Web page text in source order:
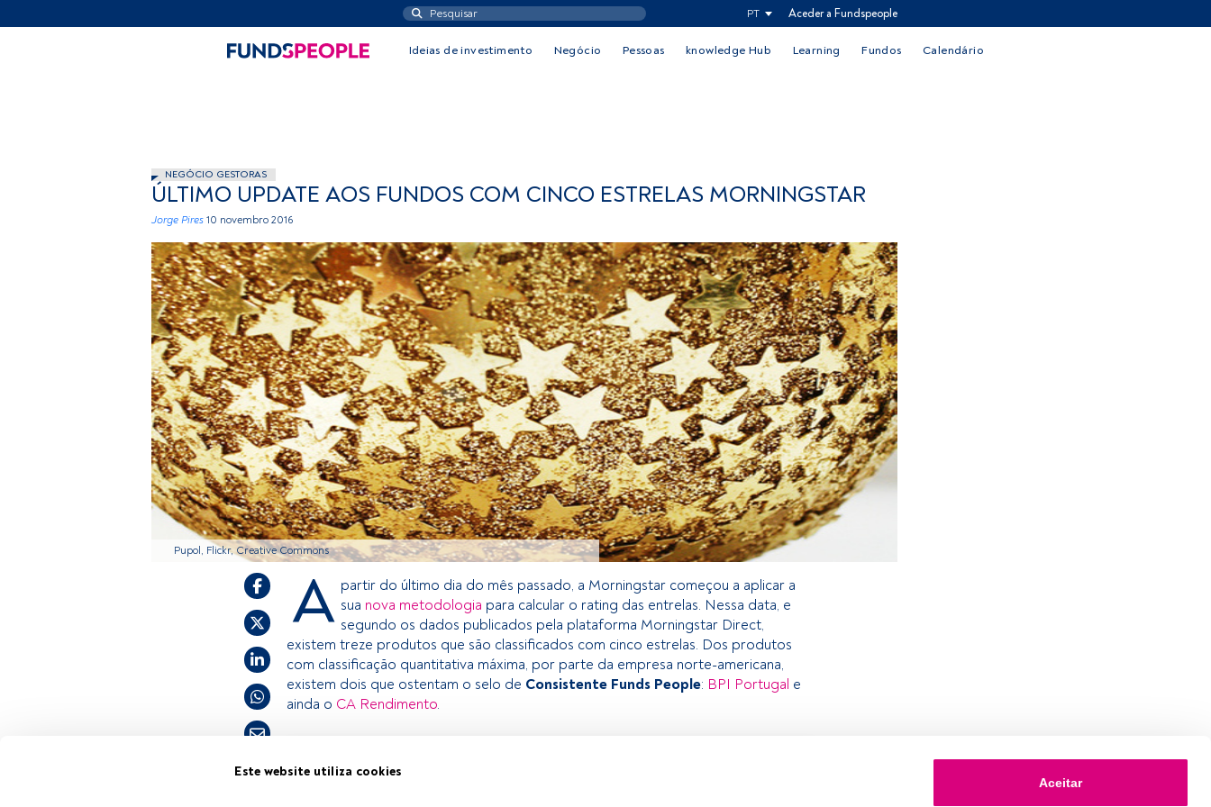
Este website utiliza cookies
Aceitar
PT Aceder a Fundspeople
Ideias de investimento Negócio Pessoas knowledge Hub Learning Fundos Calendário
NEGÓCIO GESTORAS
ÚLTIMO UPDATE AOS FUNDOS COM CINCO ESTRELAS MORNINGSTAR
Jorge Pires 10 novembro 2016
Pupol, Flickr, Creative Commons
A partir do último dia do mês passado, a Morningstar começou a aplicar a
sua nova metodologia para calcular o rating das entrelas. Nessa data, e
segundo os dados publicados pela plataforma Morningstar Direct,
existem treze produtos que são classificados com cinco estrelas. Dos produtos
com classificação quantitativa máxima, por parte da empresa norte-americana,
existem dois que ostentam o selo de Consistente Funds People: BPI Portugal e
ainda o CA Rendimento.
Este é um artigo exclusivo para os utilizadores registados da FundsPeople. Se já